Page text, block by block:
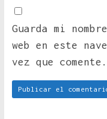
Guarda mi
web en este
vez que comente.